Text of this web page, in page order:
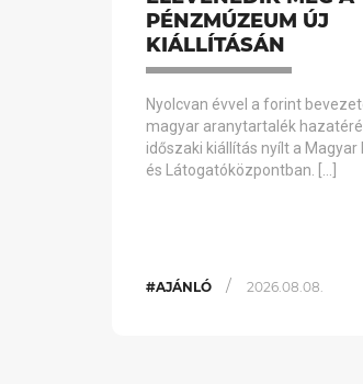
PÉNZMÚZEUM ÚJ
KIÁLLÍTÁSÁN
Nyolcvan évvel a forint
magyar aranytartalék
időszaki kiállítás nyílt a
és Látogatóközpontban. […]
#AJÁNLÓ / 2026.08.08.